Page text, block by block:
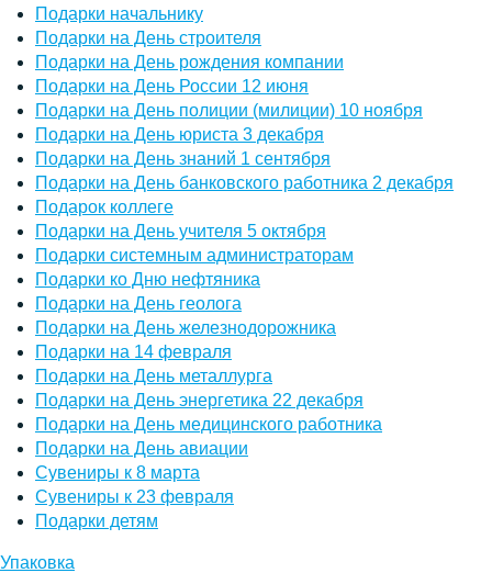
Подарки начальнику
Подарки на День строителя
Подарки на День рождения компании
Подарки на День России 12 июня
Подарки на День полиции (милиции) 10 ноября
Подарки на День юриста 3 декабря
Подарки на День знаний 1 сентября
Подарки на День банковского работника 2 декабря
Подарок коллеге
Подарки на День учителя 5 октября
Подарки системным администраторам
Подарки ко Дню нефтяника
Подарки на День геолога
Подарки на День железнодорожника
Подарки на 14 февраля
Подарки на День металлурга
Подарки на День энергетика 22 декабря
Подарки на День медицинского работника
Подарки на День авиации
Сувениры к 8 марта
Сувениры к 23 февраля
Подарки детям
Упаковка